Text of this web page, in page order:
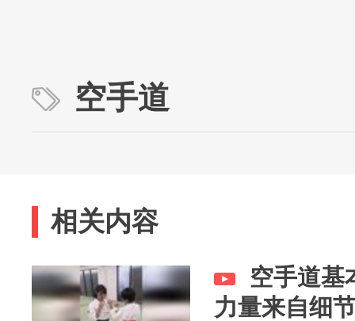
空手道
相关内容
空手道基
力量来自细